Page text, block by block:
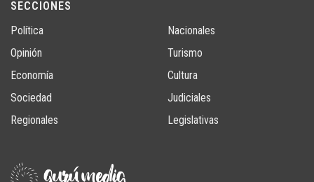
SECCIONES
Política
Opinión
Economía
Sociedad
Regionales
Nacionales
Turismo
Cultura
Judiciales
Legislativas